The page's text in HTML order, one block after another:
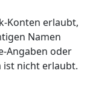
Konten erlaubt,
Namen
Angaben oder
ist nicht erlaubt.